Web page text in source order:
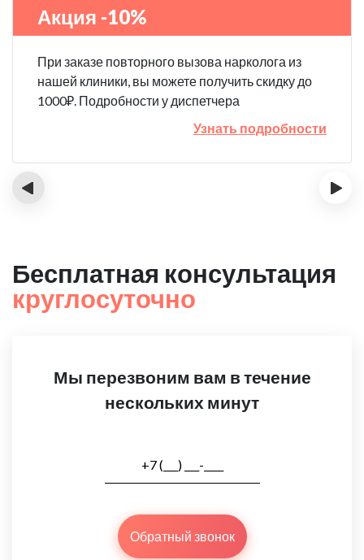
Акция -10%
При заказе повторного вызова нарколога из
нашей клиники, вы можете получить скидку до
1000₽. Подробности у диспетчера
Узнать подробности
‹ ›
Бесплатная консультация
круглосуточно
Мы перезвоним вам в течение
нескольких минут
Обратный звонок